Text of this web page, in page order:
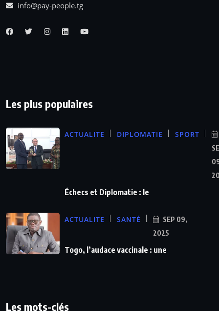
info@pay-people.tg
Les plus populaires
ACTUALITE DIPLOMATIE SPORT
Échecs et Diplomatie : le
ACTUALITE SANTÉ
SEP 09,
2025
Togo, l’audace vaccinale : une
Les mots-clés